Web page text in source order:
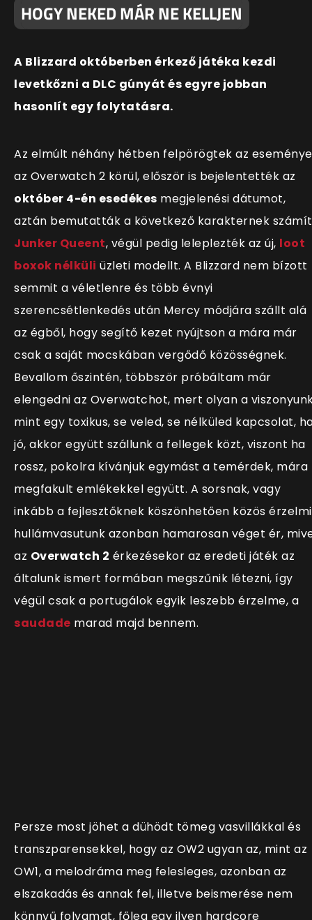
HOGY NEKED MÁR NE KELLJEN
A Blizzard októberben érkező játéka kezdi
levetkőzni a DLC gúnyát és egyre jobban
hasonlít egy folytatásra.
Az elmúlt néhány hétben felpörögtek az
az Overwatch 2 körül, először is bejelentették az
október 4-én esedékes megjelenési dátumot,
aztán bemutatták a következő karakternek
Junker Queent, végül pedig leleplezték az új, loot
boxok nélküli üzleti modellt. A Blizzard nem bízott
semmit a véletlenre és több évnyi
szerencsétlenkedés után Mercy módjára szállt alá
az égből, hogy segítő kezet nyújtson a mára már
csak a saját mocskában vergődő közösségnek.
Bevallom őszintén, többször próbáltam már
elengedni az Overwatchot, mert olyan a
mint egy toxikus, se veled, se nélküled kapcsolat,
jó, akkor együtt szállunk a fellegek közt, viszont ha
rossz, pokolra kívánjuk egymást a temérdek, mára
megfakult emlékekkel együtt. A sorsnak, vagy
inkább a fejlesztőknek köszönhetően közös érzelmi
hullámvasutunk azonban hamarosan véget ér,
az Overwatch 2 érkezésekor az eredeti játék az
általunk ismert formában megszűnik létezni, így
végül csak a portugálok egyik leszebb érzelme, a
saudade marad majd bennem.
Persze most jöhet a dühödt tömeg vasvillákkal és
transzparensekkel, hogy az OW2 ugyan az, mint az
OW1, a melodráma meg felesleges, azonban az
elszakadás és annak fel, illetve beismerése nem
könnyű folyamat, főleg egy ilyen hardcore